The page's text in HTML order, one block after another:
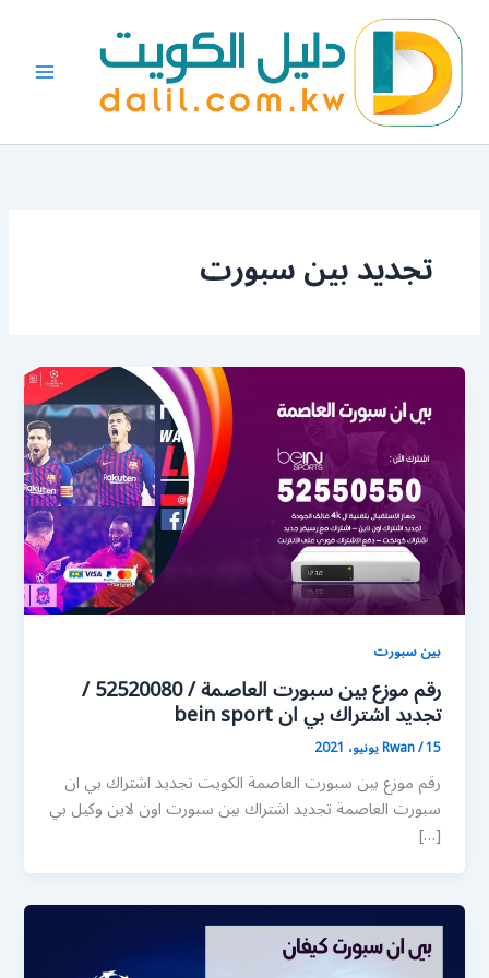
المحتوى
تجديد بين سبورت
بين سبورت
رقم موزع بين سبورت العاصمة / 52520080 /
تجديد اشتراك بي ان bein sport
Rwan/15 يونيو، 2021
رقم موزع بين سبورت العاصمة الكويت تجديد اشتراك بي ان
سبورت العاصمة تجديد اشتراك بين سبورت اون لاين وكيل بي
[…]